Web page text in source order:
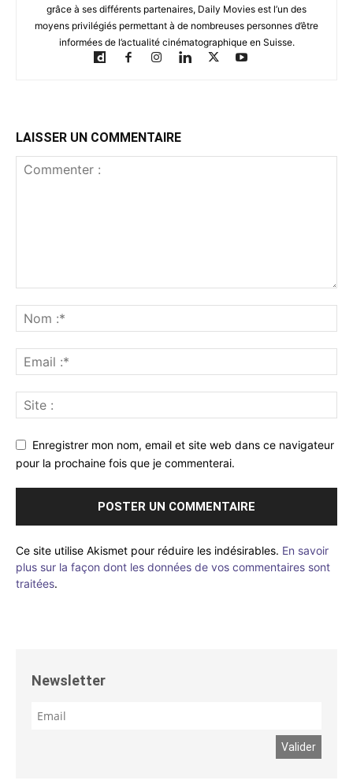
grâce à ses différents partenaires, Daily Movies est l’un des
moyens privilégiés permettant à de nombreuses personnes d’être
informées de l’actualité cinématographique en Suisse.
LAISSER UN COMMENTAIRE
Enregistrer mon nom, email et site web dans ce navigateur
pour la prochaine fois que je commenterai.
Ce site utilise Akismet pour réduire les indésirables. En savoir
plus sur la façon dont les données de vos commentaires sont
traitées.
Newsletter